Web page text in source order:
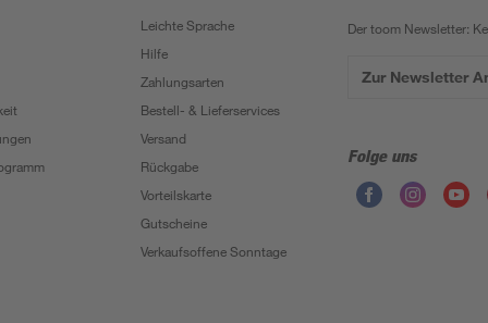
Leichte Sprache
Hilfe
Zahlungsarten
Bestell- & Lieferservices
Versand
Rückgabe
Vorteilskarte
Gutscheine
Verkaufsoffene Sonntage
Der toom Newsletter:
Zur Newsletter
Folge uns